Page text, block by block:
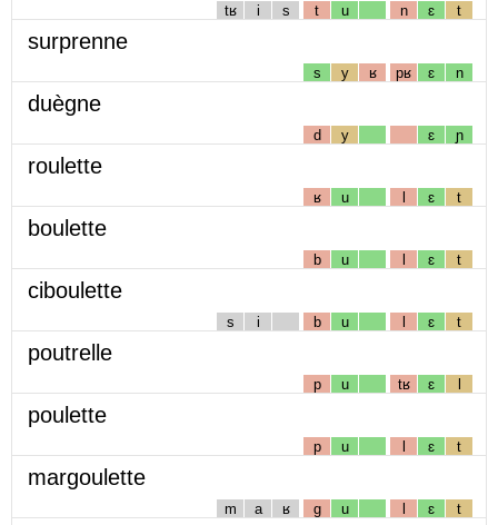
tʁ i s t u n ɛ t
surprenne
s y ʁ pʁ ɛ n
duègne
d y ɛ ɲ
roulette
ʁ u l ɛ t
boulette
b u l ɛ t
ciboulette
s i b u l ɛ t
poutrelle
p u tʁ ɛ l
poulette
p u l ɛ t
margoulette
m a ʁ g u l ɛ t